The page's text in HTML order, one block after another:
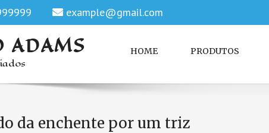
example@gmail.com
ADAMS HOME PRODUTOS
da enchente por um triz